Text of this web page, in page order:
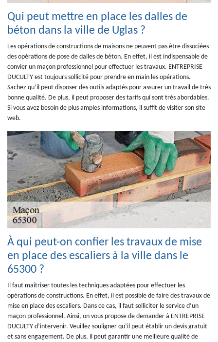
Qui peut mettre en place les dalles de
béton dans la ville de Uglas ?
Les opérations de constructions de maisons ne peuvent pas être dissociées
des opérations de pose de dalles de béton. En effet, il est indispensable de
convier un maçon professionnel pour effectuer les travaux. ENTREPRISE
DUCULTY est toujours sollicité pour prendre en main les opérations.
Sachez qu’il peut disposer des outils adaptés pour assurer un travail de très
bonne qualité. De plus, il peut proposer des tarifs qui sont très abordables.
Si vous avez besoin de plus amples informations, il suffit de visiter son site
web.
À qui peut-on confier les travaux de mise
en place des escaliers à la ville dans le
65300 ?
Il faut maîtriser toutes les techniques adaptées pour effectuer les
opérations de constructions. En effet, il est possible de faire des travaux de
mise en place des escaliers. Dans ce cas, il faut solliciter le service d’un
maçon professionnel. Ainsi, on vous propose de demander à ENTREPRISE
DUCULTY d’intervenir. Veuillez souligner qu’il peut établir un devis gratuit
et sans engagement. De plus, il peut garantir une meilleure qualité de